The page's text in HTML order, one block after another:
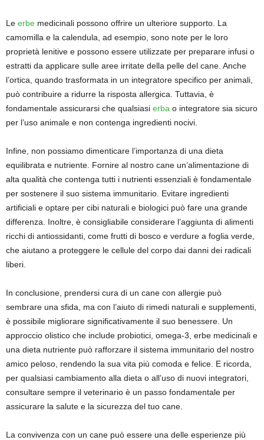
Le erbe medicinali possono offrire un ulteriore supporto. La
camomilla e la calendula, ad esempio, sono note per le loro
proprietà lenitive e possono essere utilizzate per preparare infusi o
estratti da applicare sulle aree irritate della pelle del cane. Anche
l’ortica, quando trasformata in un integratore specifico per animali,
può contribuire a ridurre la risposta allergica. Tuttavia, è
fondamentale assicurarsi che qualsiasi erba o integratore sia sicuro
per l’uso animale e non contenga ingredienti nocivi.
Infine, non possiamo dimenticare l’importanza di una dieta
equilibrata e nutriente. Fornire al nostro cane un’alimentazione di
alta qualità che contenga tutti i nutrienti essenziali è fondamentale
per sostenere il suo sistema immunitario. Evitare ingredienti
artificiali e optare per cibi naturali e biologici può fare una grande
differenza. Inoltre, è consigliabile considerare l’aggiunta di alimenti
ricchi di antiossidanti, come frutti di bosco e verdure a foglia verde,
che aiutano a proteggere le cellule del corpo dai danni dei radicali
liberi.
In conclusione, prendersi cura di un cane con allergie può
sembrare una sfida, ma con l’aiuto di rimedi naturali e supplementi,
è possibile migliorare significativamente il suo benessere. Un
approccio olistico che include probiotici, omega-3, erbe medicinali e
una dieta nutriente può rafforzare il sistema immunitario del nostro
amico peloso, rendendo la sua vita più comoda e felice. E ricorda,
per qualsiasi cambiamento alla dieta o all’uso di nuovi integratori,
consultare sempre il veterinario è un passo fondamentale per
assicurare la salute e la sicurezza del tuo cane.
La convivenza con un cane può essere una delle esperienze più